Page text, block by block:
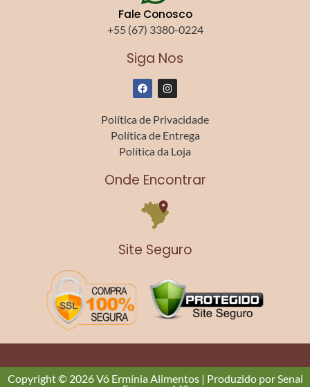
Fale Conosco
+55 (67) 3380-0224
Siga Nos
F
a
c
b
o
k
I
n
s
a
g
r
a
Política de Privacidade
Política de Entrega
Política da Loja
Onde Encontrar
Site Seguro
Copyright © 2026 Vó Ermínia Alimentos | Produzido por Senai